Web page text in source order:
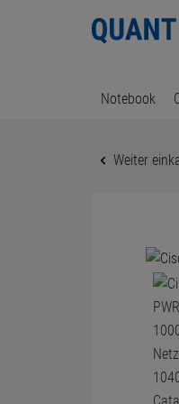
Notebook
Weiter